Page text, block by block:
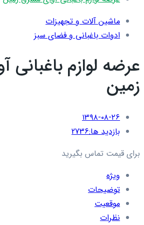
ماشین آلات و تجهیزات
ادوات باغبانی و فضای سبز
عرضه لوازم
زمین
۱۳۹۸-۰۸-۲۶
بازدید ها:2736
برای قیمت تماس بگیرید
ویژه
توضیحات
موقعیت
نظرات